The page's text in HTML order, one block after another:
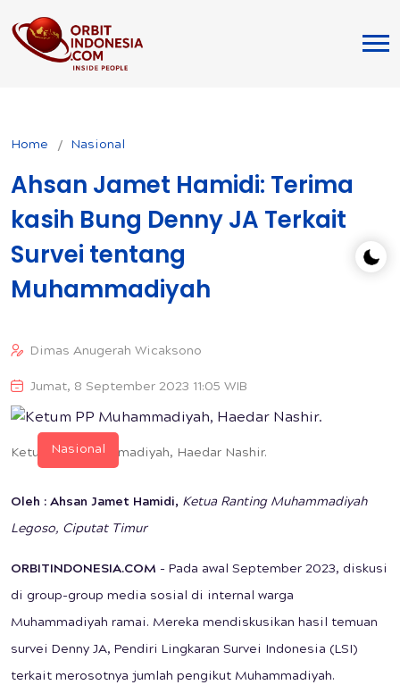
Home Nasional
Ahsan Jamet Hamidi: Terima
kasih Bung Denny JA Terkait
Survei tentang
Muhammadiyah
Dimas Anugerah Wicaksono
Jumat, 8 September 2023 11:05 WIB
Ketum PP Muhammadiyah, Haedar Nashir.
Nasional
Oleh : Ahsan Jamet Hamidi, Ketua Ranting Muhammadiyah
Legoso, Ciputat Timur
ORBITINDONESIA.COM - Pada awal September 2023, diskusi
di group-group media sosial di internal warga
Muhammadiyah ramai. Mereka mendiskusikan hasil temuan
survei Denny JA, Pendiri Lingkaran Survei Indonesia (LSI)
terkait merosotnya jumlah pengikut Muhammadiyah.